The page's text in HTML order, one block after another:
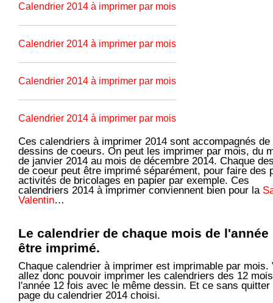
Calendrier 2014 à imprimer par mois
Calendrier 2014 à imprimer par mois
Calendrier 2014 à imprimer par mois
Calendrier 2014 à imprimer par mois
Ces calendriers à imprimer 2014 sont accompagnés de
dessins de coeurs. On peut les imprimer par mois, du
de janvier 2014 au mois de décembre 2014. Chaque
de coeur peut être imprimé séparément, pour faire des
activités de bricolages en papier par exemple. Ces
calendriers 2014 à imprimer conviennent bien pour la
Valentin…
Le calendrier de chaque mois de l'année
être imprimé.
Chaque calendrier à imprimer est imprimable par mois.
allez donc pouvoir imprimer les calendriers des 12
l'année 12 fois avec le même dessin. Et ce sans quitter
page du calendrier 2014 choisi.